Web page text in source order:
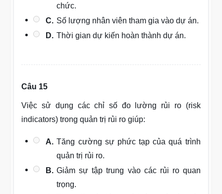
chức.
C. Số lượng nhân viên tham gia vào dự án.
D. Thời gian dự kiến hoàn thành dự án.
Câu 15
Việc sử dụng các chỉ số đo lường rủi ro (risk
indicators) trong quản trị rủi ro giúp:
A. Tăng cường sự phức tạp của quá trình
quản trị rủi ro.
B. Giảm sự tập trung vào các rủi ro quan
trọng.